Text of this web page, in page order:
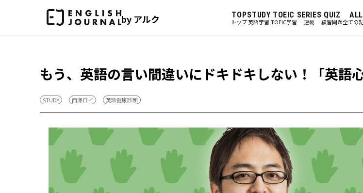
by アルク TOP
トップ
STUDY
英語学習
TOEIC
TOEIC学習
SERIES
連載
QUIZ
練習問題
ALL
全ての
もう、英語の言い間違いにドキドキしない！「英語
STUDY 西澤ロイ 英語健康診断